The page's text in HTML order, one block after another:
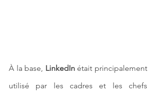
À la base, LinkedIn était principalement
utilisé par les cadres et les chefs